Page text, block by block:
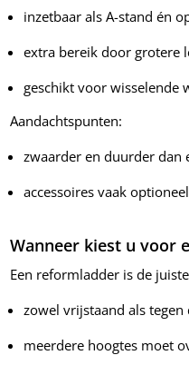
inzetbaar als A-stand én
extra bereik door grotere
geschikt voor wisselende
Aandachtspunten:
zwaarder en duurder dan
accessoires vaak optioneel
Wanneer kiest u voor
Een reformladder is de
zowel vrijstaand als tegen
meerdere hoogtes moet